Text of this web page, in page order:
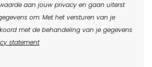
aan jouw privacy en gaan uiterst
om. Met het versturen van je
met de behandeling van je gegevens
statement